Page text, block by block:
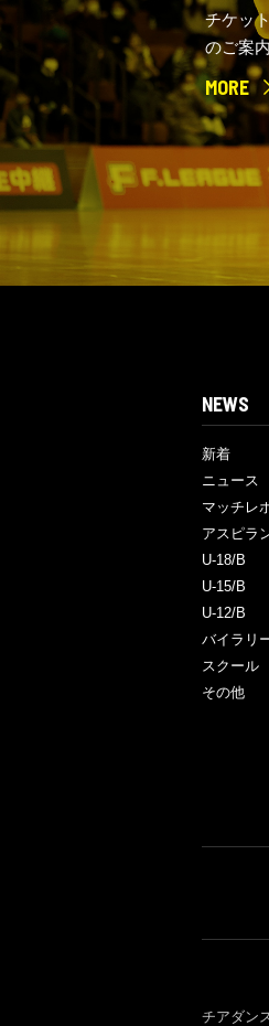
チケッ
のご案
MORE
NEWS
新着
ニュース
マッチレ
アスピラ
U-18/B
U-15/B
U-12/B
バイラリ
スクール
その他
チアダン